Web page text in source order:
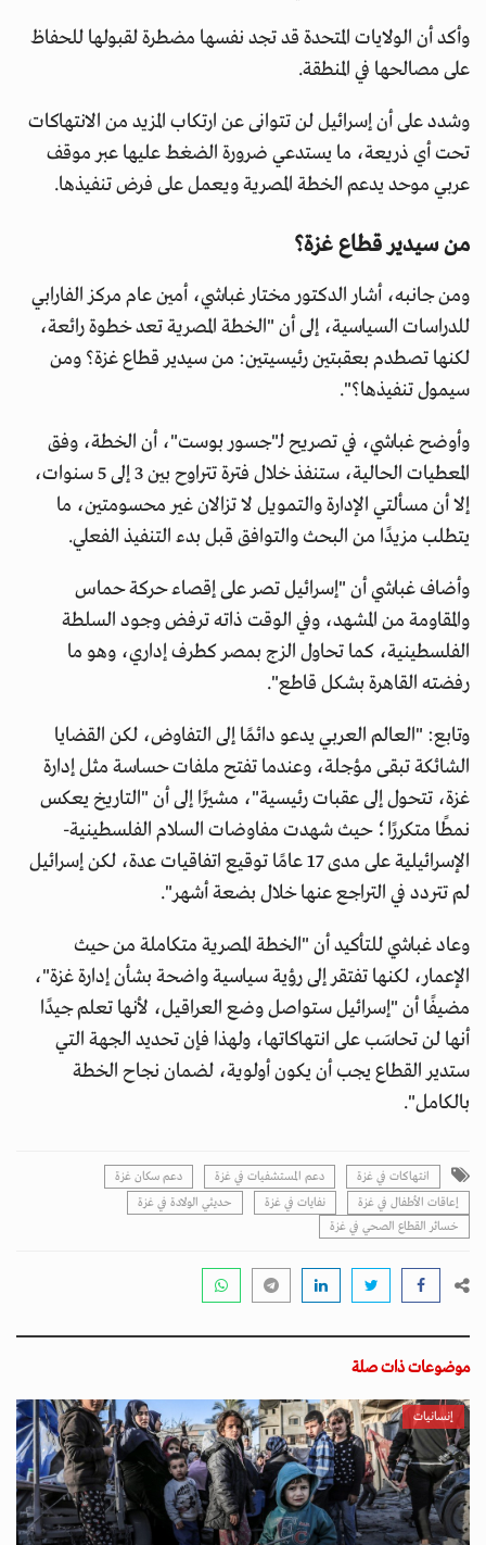
وأكد أن الولايات المتحدة قد تجد نفسها مضطرة لقبولها للحفاظ
على مصالحها في المنطقة.
وشدد على أن إسرائيل لن تتوانى عن ارتكاب المزيد من الانتهاكات
تحت أي ذريعة، ما يستدعي ضرورة الضغط عليها عبر موقف
عربي موحد يدعم الخطة المصرية ويعمل على فرض تنفيذها.
من سيدير قطاع غزة؟
ومن جانبه، أشار الدكتور مختار غباشي، أمين عام مركز الفارابي
للدراسات السياسية، إلى أن "الخطة المصرية تعد خطوة رائعة،
لكنها تصطدم بعقبتين رئيسيتين: من سيدير قطاع غزة؟ ومن
سيمول تنفيذها؟".
وأوضح غباشي، في تصريح لـ"جسور بوست"، أن الخطة، وفق
المعطيات الحالية، ستنفذ خلال فترة تتراوح بين 3 إلى 5 سنوات،
إلا أن مسألتي الإدارة والتمويل لا تزالان غير محسومتين، ما
يتطلب مزيدًا من البحث والتوافق قبل بدء التنفيذ الفعلي.
وأضاف غباشي أن "إسرائيل تصر على إقصاء حركة حماس
والمقاومة من المشهد، وفي الوقت ذاته ترفض وجود السلطة
الفلسطينية، كما تحاول الزج بمصر كطرف إداري، وهو ما
رفضته القاهرة بشكل قاطع".
وتابع: "العالم العربي يدعو دائمًا إلى التفاوض، لكن القضايا
الشائكة تبقى مؤجلة، وعندما تفتح ملفات حساسة مثل إدارة
غزة، تتحول إلى عقبات رئيسية"، مشيرًا إلى أن "التاريخ يعكس
نمطًا متكررًا؛ حيث شهدت مفاوضات السلام الفلسطينية-
الإسرائيلية على مدى 17 عامًا توقيع اتفاقيات عدة، لكن إسرائيل
لم تتردد في التراجع عنها خلال بضعة أشهر".
وعاد غباشي للتأكيد أن "الخطة المصرية متكاملة من حيث
الإعمار، لكنها تفتقر إلى رؤية سياسية واضحة بشأن إدارة غزة"،
مضيفًا أن "إسرائيل ستواصل وضع العراقيل، لأنها تعلم جيدًا
أنها لن تحاسَب على انتهاكاتها، ولهذا فإن تحديد الجهة التي
ستدير القطاع يجب أن يكون أولوية، لضمان نجاح الخطة
بالكامل".
انتهاكات في غزة دعم المستشفيات في غزة
دعم سكان غزة
إعاقات الأطفال في غزة
نفايات في غزة
حديثي الولادة في غزة
خسائر القطاع الصحي في غزة
موضوعات ذات صلة
إنسانيات